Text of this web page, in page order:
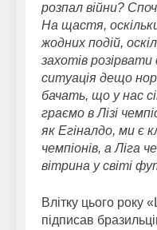
розпал війни?
На щастя,
жодних подій,
захотів
ситуація дещо
бачать, що у нас
граємо в Лізі
як Егіналдо, ми є
чемпіонів, а Ліга
вітрина у світі
Влітку цього року
підписав